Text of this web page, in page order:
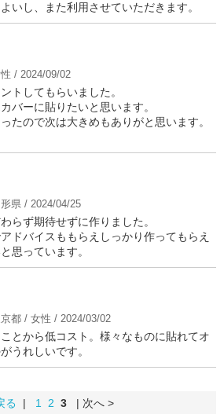
いし、また利用させていただきます。
/ 2024/09/02
トしてもらいました。
バーに貼りたいと思います。
たので次は大きめもありがと思います。
県 / 2024/04/25
らず期待せずに作りました。
ドバイスももらえしっかり作ってもらえ
思っています。
都 / 女性 / 2024/03/02
とから低コスト。様々なものに貼れてオ
うれしいです。
る | 1 2 3 | 次へ >